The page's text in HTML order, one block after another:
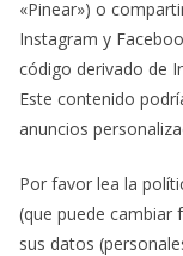
«Pinear») o
Instagram y
código derivado de
Este contenido
anuncios
Por favor lea la
(que puede cambiar
sus datos